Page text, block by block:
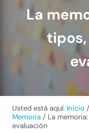
La
Usted está aquí: Inicio /
Memoria / La
evaluación